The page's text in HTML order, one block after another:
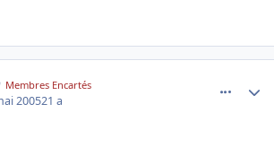
Membres Encartés
200521 a